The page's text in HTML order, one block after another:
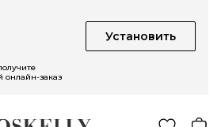
Установить
онлайн-заказ